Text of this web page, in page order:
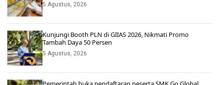
5 Agustus, 2026
Kunjungi Booth PLN di GIIAS 2026, Nikmati Promo
Tambah Daya 50 Persen
5 Agustus, 2026